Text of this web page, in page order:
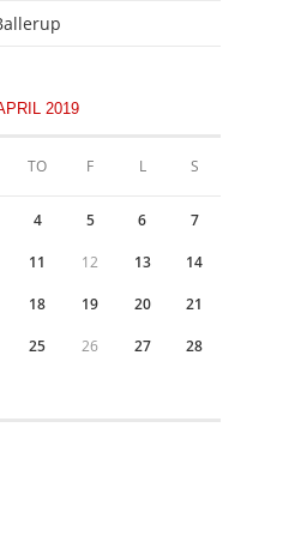
2019
TO F L S
4 5 6 7
11 12 13 14
18 19 20 21
25 26 27 28